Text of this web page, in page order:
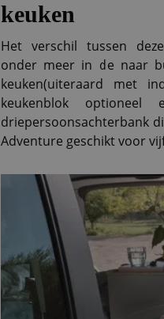
keuken
Het verschil tussen
onder meer in de naar
keuken(uiteraard met
keukenblok
driepersoonsachterbank
Adventure geschikt voor